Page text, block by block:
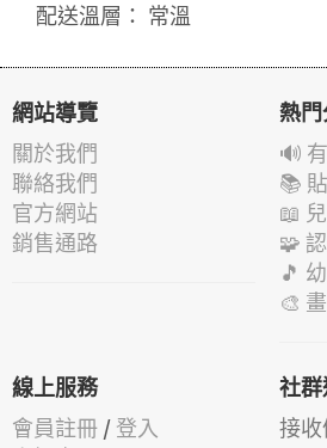
配送溫層： 常溫
網站導覽
關於我們
聯絡我們
官方網站
銷售通路
熱門
🔊
📚
📖
🧩
🎵
🎨
線上服務
會員註冊 / 登入
社群
接